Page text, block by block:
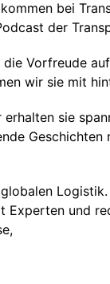
bei
der
Vorfreude
wir sie mit
erhalten sie
Geschichten
Experten und